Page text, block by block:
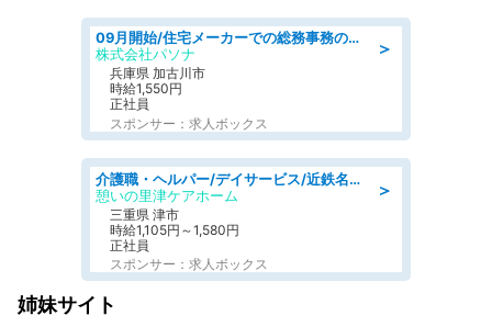
＞
09月開始/住宅メーカーでの総務事務のお仕事/駅近/車通勤可/一般事務/人事労務
株式会社パソナ
兵庫県 加古川市
時給1,550円
正社員
スポンサー：求人ボックス
＞
介護職・ヘルパー/デイサービス/近鉄名古屋線 高田本山/津市/三重県
憩いの里津ケアホーム
三重県 津市
時給1,105円～1,580円
正社員
スポンサー：求人ボックス
姉妹サイト